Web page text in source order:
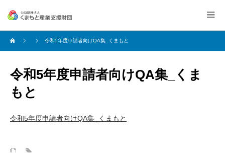
令和5年度申請者向けQA集_くまもと
令和5年度申請者向けQA集_くま
もと
令和5年度申請者向けQA集_くまもと